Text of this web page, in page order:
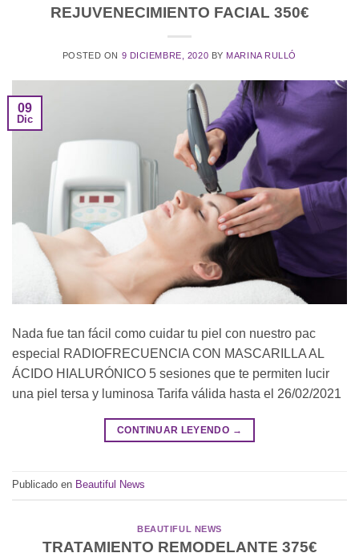
REJUVENECIMIENTO FACIAL 350€
POSTED ON 9 DICIEMBRE, 2020 BY MARINA RULLÓ
09
Dic
Nada fue tan fácil como cuidar tu piel con nuestro pac
especial RADIOFRECUENCIA CON MASCARILLA AL
ÁCIDO HIALURÓNICO 5 sesiones que te permiten lucir
una piel tersa y luminosa Tarifa válida hasta el 26/02/2021
CONTINUAR LEYENDO →
Publicado en Beautiful News
BEAUTIFUL NEWS
TRATAMIENTO REMODELANTE 375€